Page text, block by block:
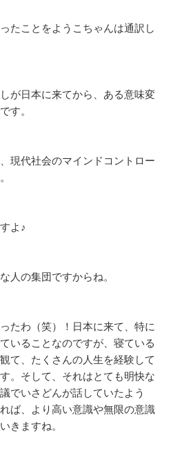
たことをようこちゃんは通訳し
が日本に来てから、ある意味変
す。
現代社会のマインドコントロー
よ♪
人の集団ですからね。
たわ（笑）！日本に来て、特に
いることなのですが、寝ている
て、たくさんの人生を経験して
。そして、それはとても明快な
でいさどんが話していたよう
ば、より高い意識や無限の意識
きますね。